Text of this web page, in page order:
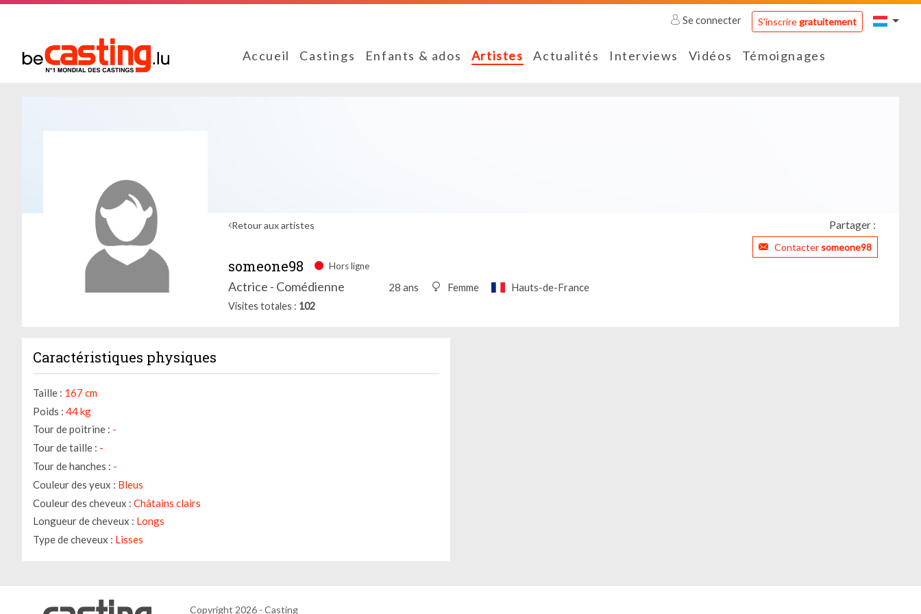
Se connecter S'inscriregratuitement
Accueil Castings Enfants & ados Artistes Actualités Interviews Vidéos Témoignages
Retour aux artistes Partager :
Contacter someone98
someone98 Hors ligne
Actrice - Comédienne 28 ans Femme Hauts-de-France
Visites totales 102
Caractéristiques physiques
Taille : 167 cm
Poids : 44 kg
Tour de poitrine : -
Tour de taille : -
Tour de hanches : -
Couleur des yeux : Bleus
Couleur des cheveux : Châtains clairs
Longueur de cheveux : Longs
Type de cheveux : Lisses
Copyright 2026 - Casting